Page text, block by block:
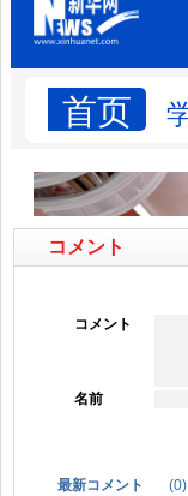
コメント
コメント
名前
最新コメント (0)